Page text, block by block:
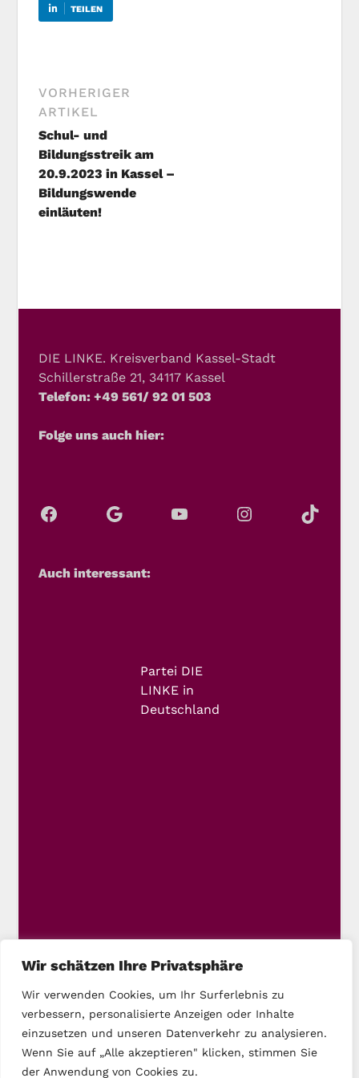
Wir schätzen Ihre Privatsphäre
Wir verwenden Cookies, um Ihr Surferlebnis zu
verbessern, personalisierte Anzeigen oder Inhalte
einzusetzen und unseren Datenverkehr zu analysieren.
Wenn Sie auf „Alle akzeptieren" klicken, stimmen Sie
der Anwendung von Cookies zu.
TEILEN
VORHERIGER
ARTIKEL
Schul- und
Bildungsstreik am
20.9.2023 in Kassel –
Bildungswende
einläuten!
DIE LINKE. Kreisverband Kassel-Stadt
Schillerstraße 21, 34117 Kassel
Telefon: +49 561/ 92 01 503
Folge uns auch hier:
Auch interessant:
Partei DIE
LINKE in
Deutschland